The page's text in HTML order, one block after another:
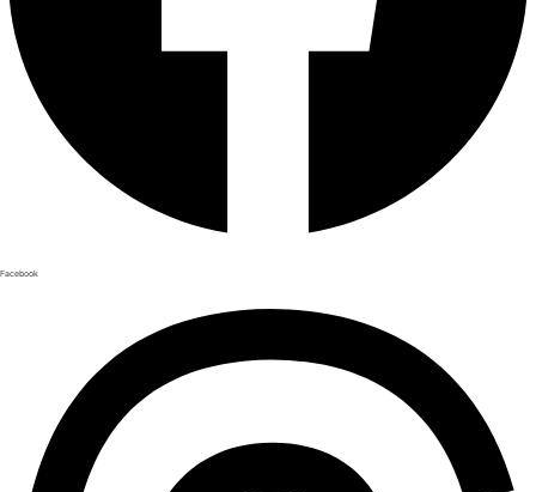
Facebook